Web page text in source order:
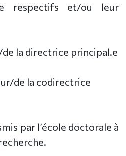
respectifs et/ou leur
la directrice principal.e
de la codirectrice
par l’école doctorale à